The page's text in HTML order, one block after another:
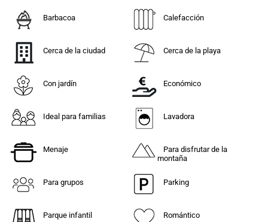
Barbacoa Calefacción
Cerca de la ciudad Cerca de la playa
Con jardín Económico
Ideal para familias Lavadora
Menaje
Para disfrutar de la
montaña
Para grupos Parking
Parque infantil Romántico